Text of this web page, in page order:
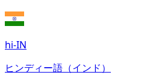
hi-IN
ヒンディー語（インド）